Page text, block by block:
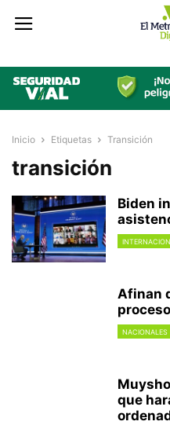
Inicio Etiquetas Transición
transición
Biden
Afinan
NACIONALES
que